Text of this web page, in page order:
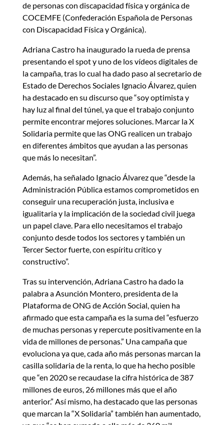
de personas con discapacidad física y orgánica de
COCEMFE (Confederación Española de Personas
con Discapacidad Física y Orgánica).
Adriana Castro ha inaugurado la rueda de prensa
presentando el spot y uno de los vídeos digitales de
la campaña, tras lo cual ha dado paso al secretario de
Estado de Derechos Sociales Ignacio Álvarez, quien
ha destacado en su discurso que “soy optimista y
hay luz al final del túnel, ya que el trabajo conjunto
permite encontrar mejores soluciones. Marcar la X
Solidaria permite que las ONG realicen un trabajo
en diferentes ámbitos que ayudan a las personas
que más lo necesitan”.
Además, ha señalado Ignacio Álvarez que “desde la
Administración Pública estamos comprometidos en
conseguir una recuperación justa, inclusiva e
igualitaria y la implicación de la sociedad civil juega
un papel clave. Para ello necesitamos el trabajo
conjunto desde todos los sectores y también un
Tercer Sector fuerte, con espíritu crítico y
constructivo”.
Tras su intervención, Adriana Castro ha dado la
palabra a Asunción Montero, presidenta de la
Plataforma de ONG de Acción Social, quien ha
afirmado que esta campaña es la suma del “esfuerzo
de muchas personas y repercute positivamente en la
vida de millones de personas.” Una campaña que
evoluciona ya que, cada año más personas marcan la
casilla solidaria de la renta, lo que ha hecho posible
que “en 2020 se recaudase la cifra histórica de 387
millones de euros, 26 millones más que el año
anterior.” Así mismo, ha destacado que las personas
que marcan la “X Solidaria” también han aumentado,